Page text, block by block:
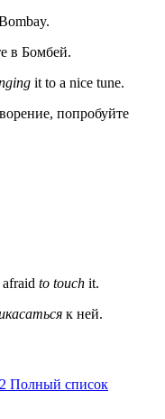
в Бомбей.
it to a nice tune.
попробуйте
to touch it.
к ней.
2 Полный список